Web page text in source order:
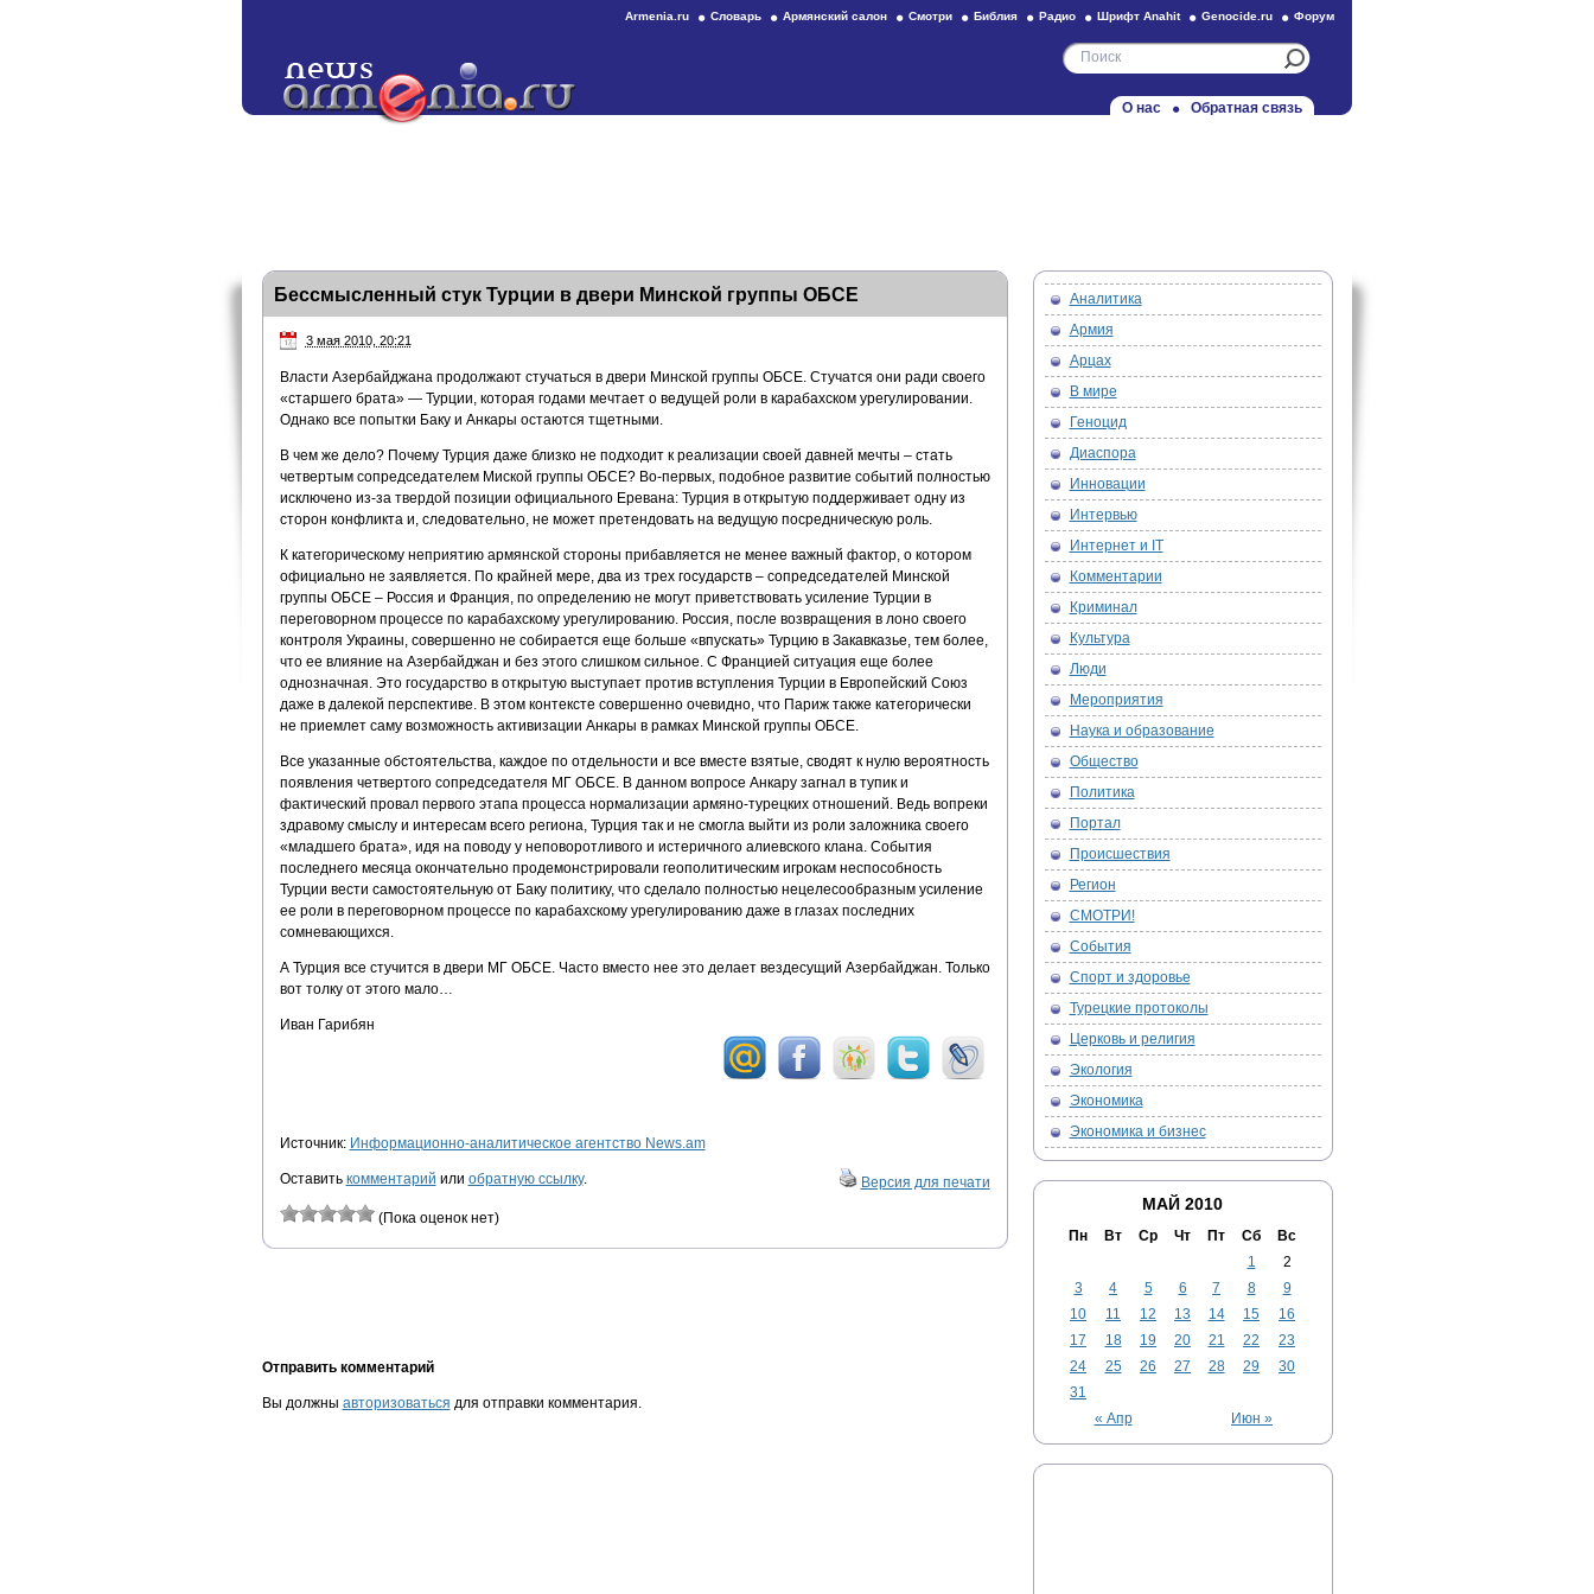
Armenia.ru Словарь Армянский салон Смотри Библия Радио Шрифт Anahit Genocide.ru Форум
О нас Обратная связь
Бессмысленный стук Турции в двери Минской группы ОБСЕ
3 мая 2010, 20:21
Власти Азербайджана продолжают стучаться в двери Минской группы ОБСЕ. Стучатся они ради своего
«старшего брата» — Турции, которая годами мечтает о ведущей роли в карабахском урегулировании.
Однако все попытки Баку и Анкары остаются тщетными.
В чем же дело? Почему Турция даже близко не подходит к реализации своей давней мечты – стать
четвертым сопредседателем Миской группы ОБСЕ? Во-первых, подобное развитие событий полностью
исключено из-за твердой позиции официального Еревана: Турция в открытую поддерживает одну из
сторон конфликта и, следовательно, не может претендовать на ведущую посредническую роль.
К категорическому неприятию армянской стороны прибавляется не менее важный фактор, о котором
официально не заявляется. По крайней мере, два из трех государств – сопредседателей Минской
группы ОБСЕ – Россия и Франция, по определению не могут приветствовать усиление Турции в
переговорном процессе по карабахскому урегулированию. Россия, после возвращения в лоно своего
контроля Украины, совершенно не собирается еще больше «впускать» Турцию в Закавказье, тем более,
что ее влияние на Азербайджан и без этого слишком сильное. С Францией ситуация еще более
однозначная. Это государство в открытую выступает против вступления Турции в Европейский Союз
даже в далекой перспективе. В этом контексте совершенно очевидно, что Париж также категорически
не приемлет саму возможность активизации Анкары в рамках Минской группы ОБСЕ.
Все указанные обстоятельства, каждое по отдельности и все вместе взятые, сводят к нулю вероятность
появления четвертого сопредседателя МГ ОБСЕ. В данном вопросе Анкару загнал в тупик и
фактический провал первого этапа процесса нормализации армяно-турецких отношений. Ведь вопреки
здравому смыслу и интересам всего региона, Турция так и не смогла выйти из роли заложника своего
«младшего брата», идя на поводу у неповоротливого и истеричного алиевского клана. События
последнего месяца окончательно продемонстрировали геополитическим игрокам неспособность
Турции вести самостоятельную от Баку политику, что сделало полностью нецелесообразным усиление
ее роли в переговорном процессе по карабахскому урегулированию даже в глазах последних
сомневающихся.
А Турция все стучится в двери МГ ОБСЕ. Часто вместо нее это делает вездесущий Азербайджан. Только
вот толку от этого мало…
Иван Гарибян
Источник: Информационно-аналитическое агентство News.am
Оставить комментарий или обратную ссылку. Версия для печати
(Пока оценок нет)
Отправить комментарий
Вы должны авторизоваться для отправки комментария.
Аналитика
Армия
Арцах
В мире
Геноцид
Диаспора
Инновации
Интервью
Интернет и IT
Комментарии
Криминал
Культура
Люди
Мероприятия
Наука и образование
Общество
Политика
Портал
Происшествия
Регион
СМОТРИ!
События
Спорт и здоровье
Турецкие протоколы
Церковь и религия
Экология
Экономика
Экономика и бизнес
МАЙ 2010
Пн Вт Ср Чт Пт Сб Вс
« Апр Июн »
1
2
3
4 5 6 7 8
9
10
11 12 13 14 15
16
17
18 19 20 21 22
23
24
25 26 27 28 29
30
31